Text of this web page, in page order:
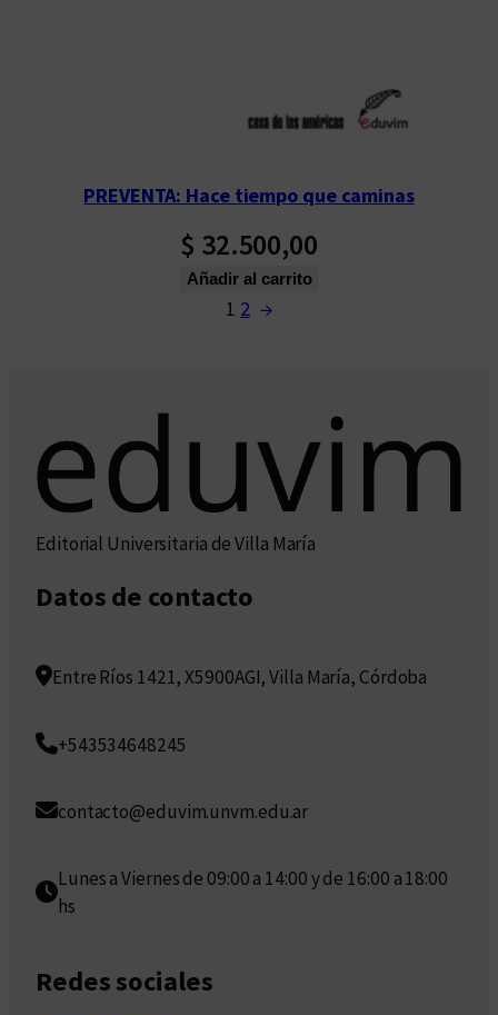
PREVENTA: Hace tiempo que caminas
$ 32.500,00
Añadir al carrito
1 2 →
Editorial Universitaria de Villa María
Datos de contacto
Entre Ríos 1421, X5900AGI, Villa María, Córdoba
+543534648245
contacto@eduvim.unvm.edu.ar
Lunes a Viernes de 09:00 a 14:00 y de 16:00 a 18:00
hs
Redes sociales